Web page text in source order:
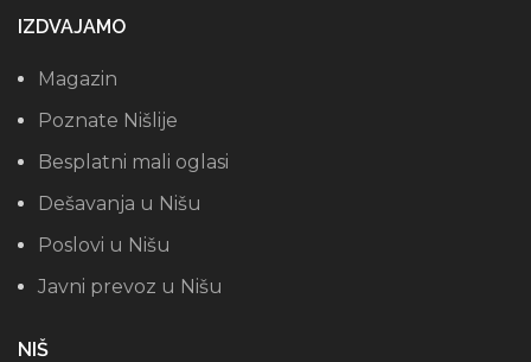
IZDVAJAMO
Magazin
Poznate Nišlije
Besplatni mali oglasi
Dešavanja u Nišu
Poslovi u Nišu
Javni prevoz u Nišu
NIŠ